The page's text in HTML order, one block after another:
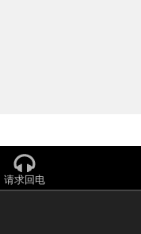
请求回电